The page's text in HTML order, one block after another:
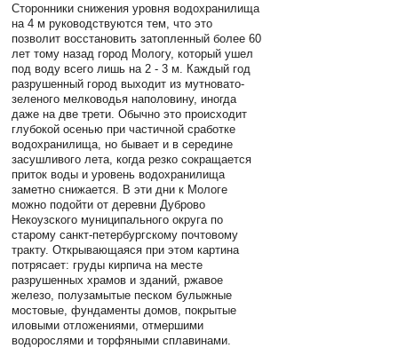
Сторонники снижения уровня водохранилища
на 4 м руководствуются тем, что это
позволит восстановить затопленный более 60
лет тому назад город Мологу, который ушел
под воду всего лишь на 2 - 3 м. Каждый год
разрушенный город выходит из мутновато-
зеленого мелководья наполовину, иногда
даже на две трети. Обычно это происходит
глубокой осенью при частичной сработке
водохранилища, но бывает и в середине
засушливого лета, когда резко сокращается
приток воды и уровень водохранилища
заметно снижается. В эти дни к Мологе
можно подойти от деревни Дуброво
Некоузского муниципального округа по
старому санкт-петербургскому почтовому
тракту. Открывающаяся при этом картина
потрясает: груды кирпича на месте
разрушенных храмов и зданий, ржавое
железо, полузамытые песком булыжные
мостовые, фундаменты домов, покрытые
иловыми отложениями, отмершими
водорослями и торфяными сплавинами.